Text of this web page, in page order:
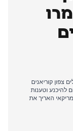
משבחת את
קורסק זכו
משתתף רק
צפון קוריאנים
להיכנע וטענות
האריך את